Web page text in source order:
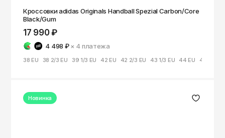
Кроссовки adidas Originals Handball Spezial Carbon/Core
Black/Gum
17 990 ₽
4 498 ₽ × 4платежа
38 EU 38 2/3 EU 39 1/3 EU 42 EU 42 2/3 EU 43 1/3 EU 44 EU 44 2/3
Новинка